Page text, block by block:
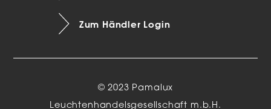
Zum Händler Login
© 2023 Pamalux
Leuchtenhandelsgesellschaft m.b.H.